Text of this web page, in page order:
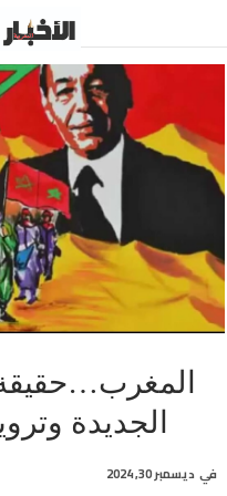
المغرب…حقيقة
الجديدة
في ديسمبر 30, 2024